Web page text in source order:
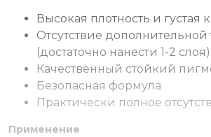
Высокая плотность и густая
Отсутствие
(достаточно нанести 1-2 слоя).
Качественный стойкий
Безопасная формула
Практически полное
Применение